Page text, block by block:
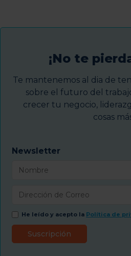
¡No te
Te mantenemos al dia de
sobre el futuro del
crecer tu negocio,
cosas
Newsletter
He leído y acepto la Política de